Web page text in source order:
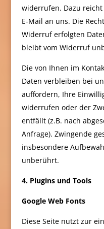
widerrufen. Dazu
E-Mail an uns. Die
Widerruf erfolgten
bleibt vom Widerruf
Die von Ihnen im
Daten verbleiben bei
auffordern, Ihre
widerrufen oder der
entfällt (z.B. nach
Anfrage). Zwingende
insbesondere
unberührt.
4. Plugins und Tools
Google Web Fonts
Diese Seite nutzt zur